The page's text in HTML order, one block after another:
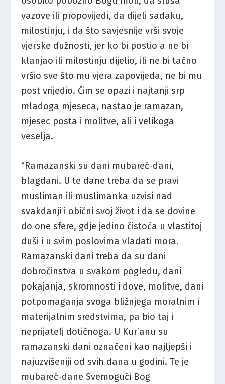
vazove ili propovijedi, da dijeli sadaku,
milostinju, i da što savjesnije vrši svoje
vjerske dužnosti, jer ko bi postio a ne bi
klanjao ili milostinju dijelio, ili ne bi tačno
vršio sve što mu vjera zapovijeda, ne bi mu
post vrijedio. Čim se opazi i najtanji srp
mladoga mjeseca, nastao je ramazan,
mjesec posta i molitve, ali i velikoga
veselja.
“Ramazanski su dani mubareć-dani,
blagdani. U te dane treba da se pravi
musliman ili muslimanka uzvisi nad
svakdanji i obični svoj život i da se dovine
do one sfere, gdje jedino čistoća u vlastitoj
duši i u svim poslovima vladati mora.
Ramazanski dani treba da su dani
dobročinstva u svakom pogledu, dani
pokajanja, skromnosti i dove, molitve, dani
potpomaganja svoga bližnjega moralnim i
materijalnim sredstvima, pa bio taj i
neprijatelj dotičnoga. U Kur’anu su
ramazanski dani označeni kao najljepši i
najuzvišeniji od svih dana u godini. Te je
mubareć-dane Svemogući Bog